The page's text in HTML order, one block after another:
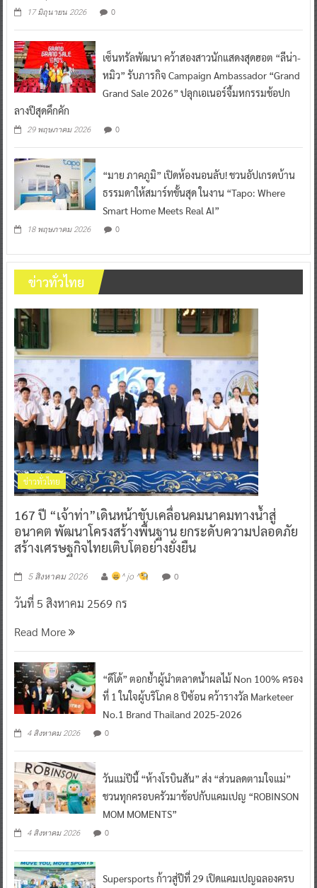
17 มิถุนายน 2026 0
เซ็นทรัลพัฒนา คว้าสองสาวนักแสดงสุดฮอต “ลีน่า-
หมิว” รับภารกิจ Campaign Ambassador “Grand
Grand Sale 2026” ปลุกเอเนอร์จี้มหกรรมช้อปก
ลางปีสุดคึกคัก
29 พฤษภาคม 2026 0
“มาย ภาคภูมิ” เปิดห้องนอนลับ! ชวนอัปเกรดบ้าน
ธรรมดาให้สมาร์ทขั้นสุด ในงาน “Tapo: Where
Smart Home Meets Real AI”
18 พฤษภาคม 2026 0
ข่าวทั่วไทย
ข่าวทั่วไทย
167 ปี “เจ้าท่า”เดินหน้าขับเคลื่อนคมนาคมทางน้ำสู่
อนาคต พัฒนาโครงสร้างพื้นฐาน ยกระดับความปลอดภัย
สร้างเศรษฐกิจไทยเติบโตอย่างยั่งยืน
5 สิงหาคม 2026 ^ jo ^ 0
วันที่ 5 สิงหาคม 2569 กร
Read More
“ดีโด้” ตอกย้ำผู้นำตลาดน้ำผลไม้ Non 100% ครอง
ที่ 1 ในใจผู้บริโภค 8 ปีซ้อน คว้ารางวัล Marketeer
No.1 Brand Thailand 2025-2026
4 สิงหาคม 2026 0
วันแม่ปีนี้ “ห้างโรบินสัน” ส่ง “ส่วนลดตามใจแม่”
ชวนทุกครอบครัวมาช้อปกับแคมเปญ “ROBINSON
MOM MOMENTS”
4 สิงหาคม 2026 0
Supersports ก้าวสู่ปีที่ 29 เปิดแคมเปญฉลองครบ